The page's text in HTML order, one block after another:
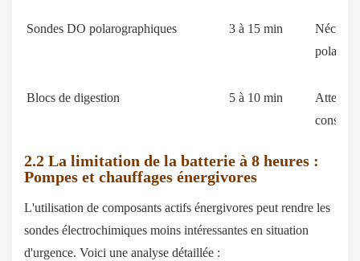
Sondes DO polarographiques 3 à 15 min
Blocs de digestion 5 à 10 min
2.2 La limitation de la batterie à 8 heures :
Pompes et chauffages énergivores
L'utilisation de composants actifs énergivores peut rendre les
sondes électrochimiques moins intéressantes en situation
d'urgence. Voici une analyse détaillée :